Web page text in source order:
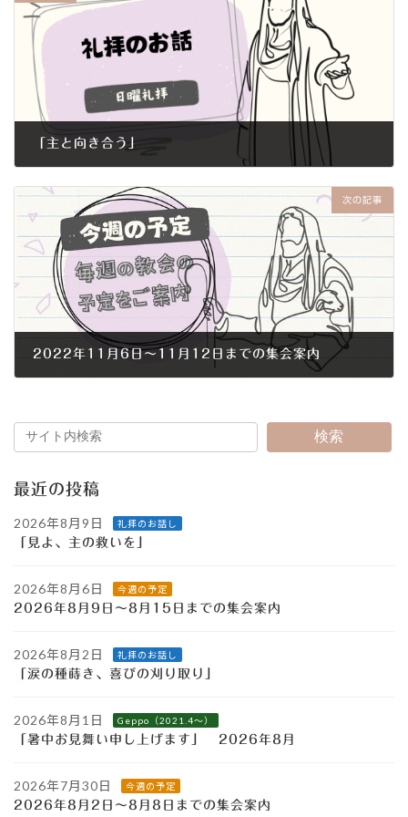
「主と向き合う」
次の記事
2022年11月6日～11月12日までの集会案内
検索
最近の投稿
2026年8月9日 礼拝のお話し
「見よ、主の救いを」
2026年8月6日 今週の予定
2026年8月9日～8月15日までの集会案内
2026年8月2日 礼拝のお話し
「涙の種蒔き、喜びの刈り取り」
2026年8月1日 Geppo（2021.4～）
「暑中お見舞い申し上げます」 2026年8月
2026年7月30日 今週の予定
2026年8月2日～8月8日までの集会案内